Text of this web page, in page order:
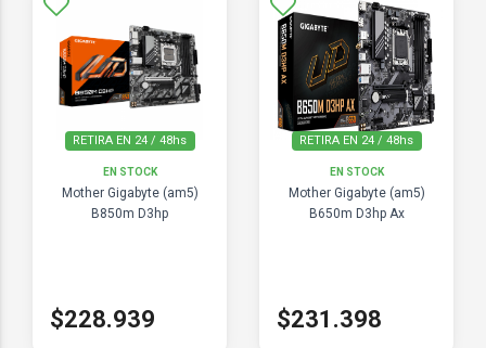
RETIRA EN 24 / 48hs
EN STOCK
Mother Gigabyte (am5)
B850m D3hp
$228.939
RETIRA EN 24 / 48hs
EN STOCK
Mother Gigabyte (am5)
B650m D3hp Ax
$231.398